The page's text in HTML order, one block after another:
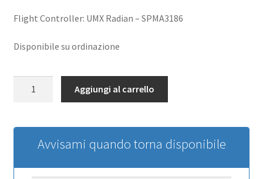
Flight Controller: UMX Radian – SPMA3186
Disponibile su ordinazione
Radian
quantità
Aggiungi al carrello
Avvisami quando torna disponibile